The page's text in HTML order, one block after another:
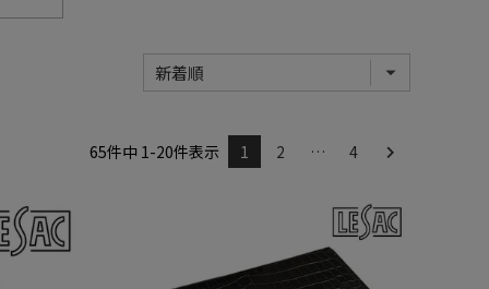
65件中 1 -20件表示 1 2 … 4